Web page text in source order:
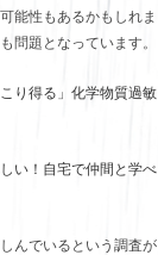
能性もあるかもしれま
問題となっています。
り得る」化学物質過敏
い！自宅で仲間と学べ
んでいるという調査が